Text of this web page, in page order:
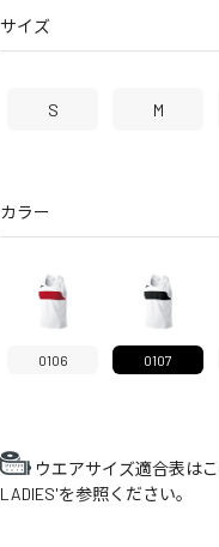
サイズ
S M
カラー
0106 0107
ウエアサイズ適合表は
LADIES'を参照ください。